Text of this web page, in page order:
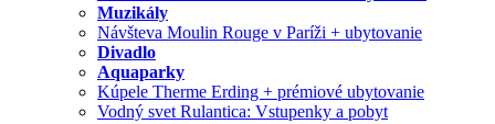
Muzikály
Návšteva Moulin Rouge v Paríži + ubytovanie
Divadlo
Aquaparky
Kúpele Therme Erding + prémiové ubytovanie
Vodný svet Rulantica: Vstupenky a pobyt